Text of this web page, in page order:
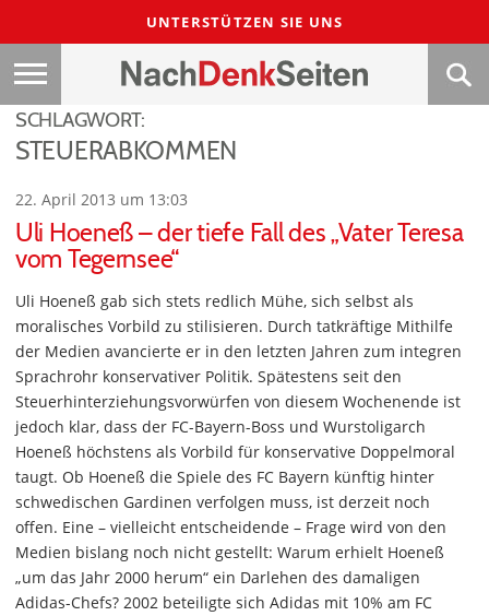
UNTERSTÜTZEN SIE UNS
SCHLAGWORT:
STEUERABKOMMEN
22. April 2013 um 13:03
Uli Hoeneß – der tiefe Fall des „Vater Teresa
vom Tegernsee“
Uli Hoeneß gab sich stets redlich Mühe, sich selbst als
moralisches Vorbild zu stilisieren. Durch tatkräftige Mithilfe
der Medien avancierte er in den letzten Jahren zum integren
Sprachrohr konservativer Politik. Spätestens seit den
Steuerhinterziehungsvorwürfen von diesem Wochenende ist
jedoch klar, dass der FC-Bayern-Boss und Wurstoligarch
Hoeneß höchstens als Vorbild für konservative Doppelmoral
taugt. Ob Hoeneß die Spiele des FC Bayern künftig hinter
schwedischen Gardinen verfolgen muss, ist derzeit noch
offen. Eine – vielleicht entscheidende – Frage wird von den
Medien bislang noch nicht gestellt: Warum erhielt Hoeneß
„um das Jahr 2000 herum“ ein Darlehen des damaligen
Adidas-Chefs? 2002 beteiligte sich Adidas mit 10% am FC